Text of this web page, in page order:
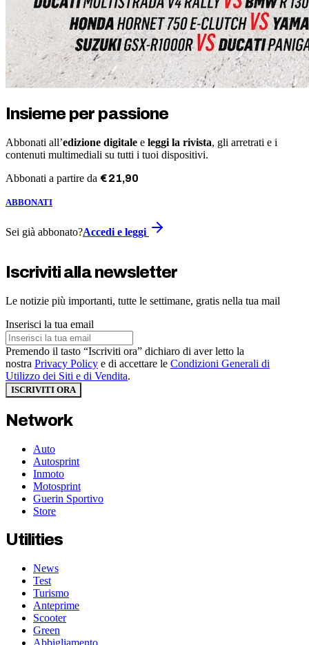
Insieme per passione
Abbonati all’edizione digitale e leggi la rivista, gli arretrati e i
contenuti multimediali su tutti i tuoi dispositivi.
Abbonati a partire da €21,90
ABBONATI
Sei già abbonato?Accedi e leggi
Iscriviti alla newsletter
Le notizie più importanti, tutte le settimane, gratis nella tua mail
Inserisci la tua email
Premendo il tasto “Iscriviti ora” dichiaro di aver letto la
nostra Privacy Policy e di accettare le Condizioni Generali di
Utilizzo dei Siti e di Vendita.
ISCRIVITI ORA
Network
Auto
Autosprint
Inmoto
Motosprint
Guerin Sportivo
Store
Utilities
News
Test
Turismo
Anteprime
Scooter
Green